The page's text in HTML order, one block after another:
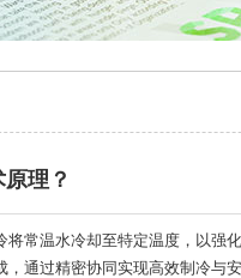
理？
常温水冷却至特定温度，以强
通过精密协同实现高效制冷与安